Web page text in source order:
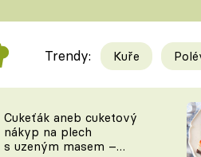
Videorecepty
TEĎ VAŘÍ ŠÉF!
Trendy: Kuře
Cukeťák aneb cuketový
nákyp na plech
s uzeným masem –